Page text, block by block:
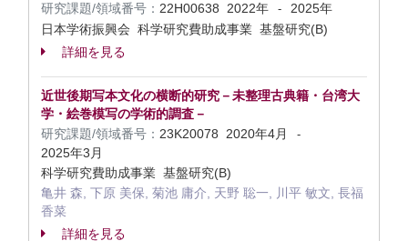
研究課題/領域番号： 22H00638 2022年 -
2025年
日本学術振興会 科学研究費助成事業 基盤研究(B)
詳細を見る
近世後期写本文化の横断的研究－未整理古典籍・台湾大
学・絵巻模写の学術的調査－
研究課題/領域番号： 23K20078 2020年4月 -
2025年3月
科学研究費助成事業 基盤研究(B)
亀井 森, 下原 美保, 菊池 庸介, 天野 聡一, 川平 敏文, 長福
香菜
詳細を見る